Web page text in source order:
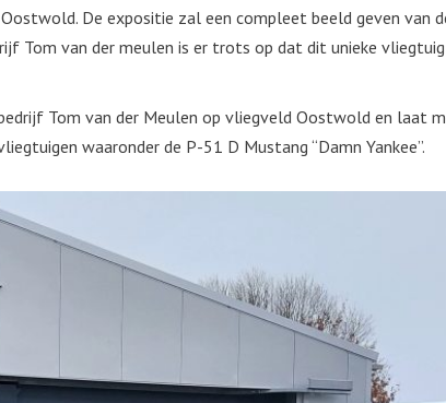
De expositie zal een compleet beeld geven van
Tom van der meulen is er trots op dat dit unieke vliegtuig
Tom van der Meulen op vliegveld Oostwold en laat
waaronder de P-51 D Mustang “Damn Yankee”.